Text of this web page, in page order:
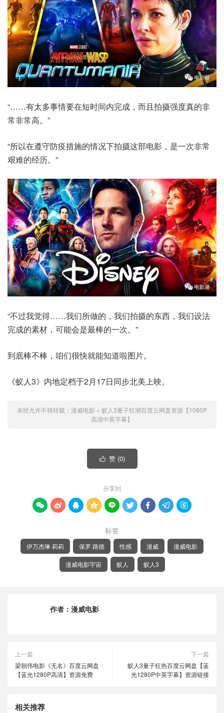
“……有太多事情要在短时间内完成，而且拍摄强度真的非
常非常高。”
“所以在遵守防疫措施的情况下拍摄这部电影，是一次非常
艰难的经历。”
“不过我觉得……我们所做的，我们拍摄的东西，我们设法
完成的素材，可能会是最棒的一次。”
到底棒不棒，咱们很快就能知道啦图片。
《蚁人3》内地定档于2月17日同步北美上映。
未经允许不得转载： 漫威电影 » 蚁人3量子狂潮百度云网盘资源【1080P
高清中英字幕】
 赞 (0)
分享到
        
标签
伊万杰琳·莉莉 保罗·路德 性感 漫威 漫威电影
漫威电影宇宙 蚁人 蚁人3
作者： 漫威电影
上一篇
梁朝伟电影《无名》百度云网盘
【蓝光1280P高清】资源免费
下一篇
蚁人3量子狂热百度云网盘【蓝
光1280P中英字幕】资源链接
相关推荐